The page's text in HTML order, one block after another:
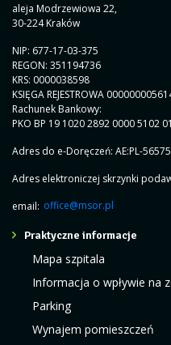
aleja Modrzewiowa 22,
30-224 Kraków
NIP: 677-17-03-375
REGON: 351194736
KRS: 0000038598
KSIĘGA REJESTROWA
Rachunek Bankowy:
PKO BP 19 1020 2892 0000 5102
Adres do e-Doręczeń: AE:PL-
Adres elektroniczej skrzynki
email: office@msor.pl
Praktyczne informacje
Mapa szpitala
Informacja o wpływie na
Parking
Wynajem pomieszczeń